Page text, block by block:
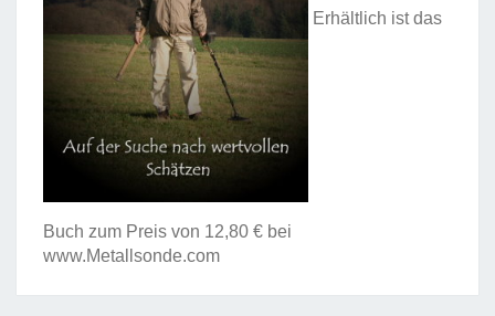
Erhältlich ist das
Buch zum Preis von 12,80 € bei
www.Metallsonde.com